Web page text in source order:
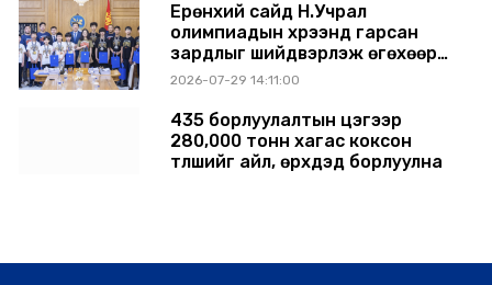
Ерөнхий сайд Н.Учрал
олимпиадын хүрээнд гарсан
зардлыг шийдвэрлэж өгөхөөр
болов
2026-07-29 14:11:00
435 борлуулалтын цэгээр
280,000 тонн хагас коксон
түлшийг айл, өрхүүдэд борлуулна